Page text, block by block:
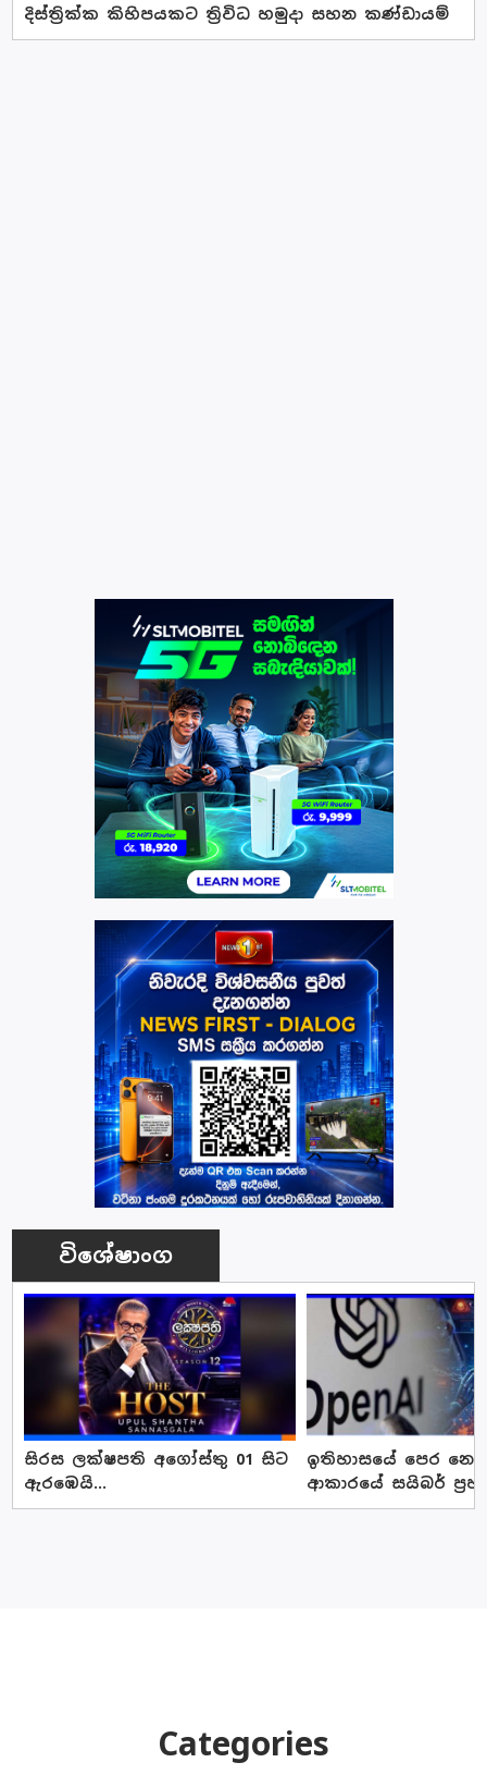
දිස්ත්‍රික්ක කිහිපයකට ත්‍රිවිධ හමුදා සහන කණ්ඩායම්
විශේෂාංග
සිරස ලක්ෂපති අගෝස්තු 01 සිට
ඇරඹෙයි...
ඉතිහාසයේ පෙර
ආකාරයේ සයිබර්
Categories